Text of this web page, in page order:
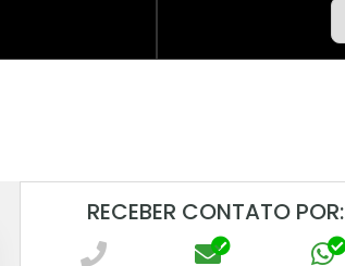
RECEBER CONTATO POR: